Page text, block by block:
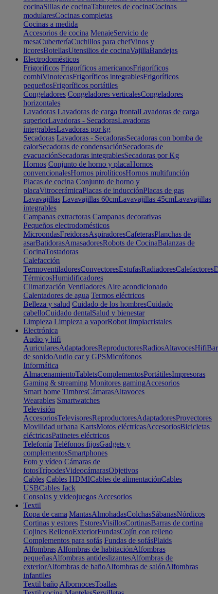
cocinaSillas de cocinaTaburetes de cocinaCocinas
modularesCocinas completas
Cocinas a medida
Accesorios de cocina MenajeServicio de
mesaCuberteríaCuchillos para chefVinos y
licoresBotellasUtensilios de cocinaVajillaBandejas
Electrodomésticos
Frigoríficos Frigoríficos americanosFrigoríficos
combiVinotecasFrigoríficos integrablesFrigoríficos
pequeñosFrigoríficos portátiles
Congeladores Congeladores verticalesCongeladores
horizontales
Lavadoras Lavadoras de carga frontalLavadoras de carga
superiorLavadoras - SecadorasLavadoras
integrablesLavadoras por kg
Secadoras Lavadoras - SecadorasSecadoras con bomba de
calorSecadoras de condensaciónSecadoras de
evacuaciónSecadoras integrablesSecadoras por Kg
Hornos Conjunto de horno y placaHornos
convencionalesHornos pirolíticosHornos multifunción
Placas de cocina Conjunto de horno y
placaVitrocerámicaPlacas de inducciónPlacas de gas
Lavavajillas Lavavajillas 60cmLavavajillas 45cmLavavajillas
integrables
Campanas extractoras Campanas decorativas
Pequeños electrodomésticos
MicroondasFreidorasAspiradoresCafeterasPlanchas de
asarBatidorasAmasadoresRobots de CocinaBalanzas de
CocinaTostadoras
Calefacción
TermoventiladoresConvectoresEstufasRadiadoresCalefactores
TérmicosHumidificadores
Climatización Ventiladores Aire acondicionado
Calentadores de agua Termos eléctricos
Belleza y salud Cuidado de los hombresCuidado
cabelloCuidado dentalSalud y bienestar
Limpieza Limpieza a vaporRobot limpiacristales
Electrónica
Audio y hifi
AuricularesAdaptadoresReproductoresRadiosAltavocesHifi
de sonidoAudio car y GPSMicrófonos
Informática
AlmacenamientoTabletsComplementosPortátilesImpresoras
Gaming & streaming Monitores gamingAccesorios
Smart home TimbresCámarasAltavoces
Wearables Smartwatches
Televisión
AccesoriosTelevisoresReproductoresAdaptadoresProyectores
Movilidad urbana KartsMotos eléctricasAccesoriosBicicletas
eléctricasPatinetes eléctricos
Telefonía Teléfonos fijosGadgets y
complementosSmartphones
Foto y vídeo Cámaras de
fotosTrípodesVideocámarasObjetivos
Cables Cables HDMICables de alimentaciónCables
USBCables Jack
Consolas y videojuegos Accesorios
Textil
Ropa de cama MantasAlmohadasColchasSábanasNórdicos
Cortinas y estores EstoresVisillosCortinasBarras de cortina
Cojines RellenoExteriorFundasCojín con relleno
Complementos para sofás Fundas de sofásPlaids
Alfombras Alfombras de habitaciónAlfombras
pequeñasAlfombras antideslizantesAlfombras de
exteriorAlfombras de bañoAlfombras de salónAlfombras
infantiles
Textil baño AlbornocesToallas